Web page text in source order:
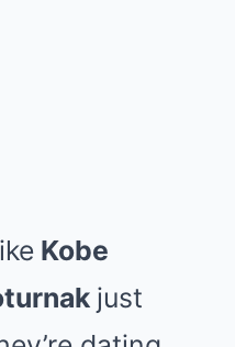
Kobe
just